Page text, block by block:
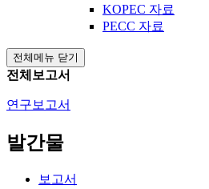
KOPEC 자료
PECC 자료
전체메뉴 닫기
전체보고서
연구보고서
발간물
보고서